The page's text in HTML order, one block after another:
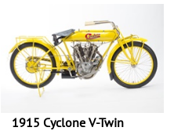
1915 Cyclone V-Twin